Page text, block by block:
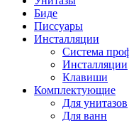
Биде
Писсуары
Инсталляции
Система
Инсталляции
Клавиши
Комплектующие
Для унитазов
Для ванн